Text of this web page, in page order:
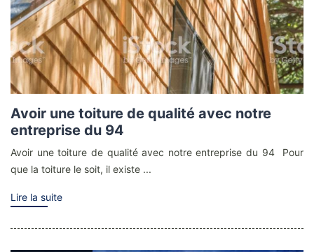
Avoir une toiture de qualité avec notre
entreprise du 94
Avoir une toiture de qualité avec notre entreprise du 94 Pour
que la toiture le soit, il existe ...
Lire la suite